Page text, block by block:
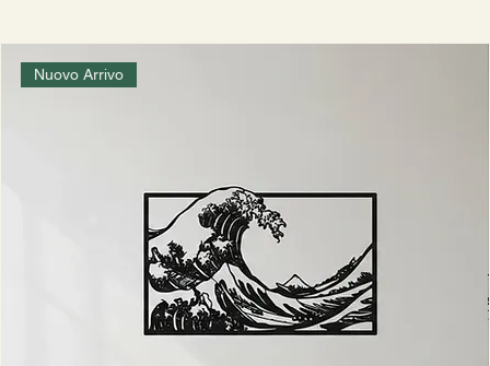
Nuovo Arrivo